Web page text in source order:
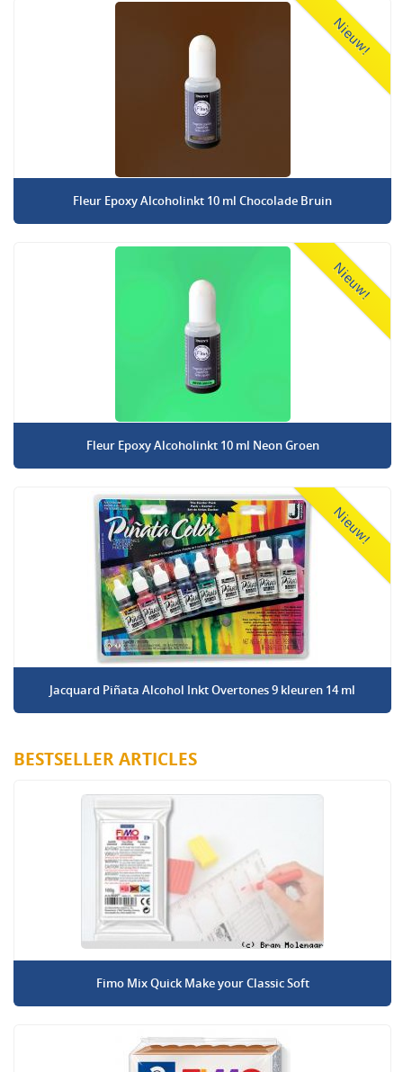
Nieuw!
Fleur Epoxy Alcoholinkt 10 ml Chocolade Bruin
Nieuw!
Fleur Epoxy Alcoholinkt 10 ml Neon Groen
Nieuw!
Jacquard Piñata Alcohol Inkt Overtones 9 kleuren 14 ml
BESTSELLER ARTICLES
Fimo Mix Quick Make your Classic Soft